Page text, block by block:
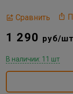
Сравнить
1 290 руб/шт
В наличии: 11 шт